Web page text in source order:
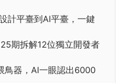
計平臺到AI平臺，一鍵
期拆解12位獨立開發者
鳥器，AI一眼認出6000